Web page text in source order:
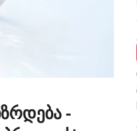
-